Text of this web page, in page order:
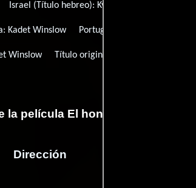
Israel (Título hebreo): Kvodo Shel Winslow
Kadet Winslow Portugal (video title):
Winslow Título original:
película El honor de los Winslow
Dirección